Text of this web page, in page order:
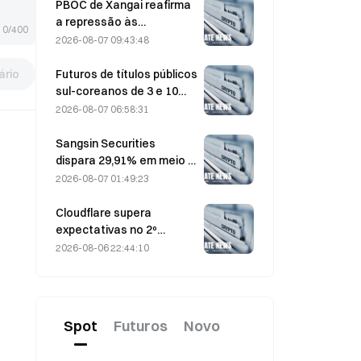
0/400
PBOC de Xangai reafirma
a repressão às
criptomoedas em
realizada em 4 de agosto
2026-08-07 09:43:48
Futuros de títulos públicos
sul-coreanos de 3 e 10
anos caem em 7 de
próxima semana
2026-08-07 06:58:31
Sangsin Securities
dispara 29,91% em meio a
especulações de que
Nonghyup Bank
2026-08-07 01:49:23
Cloudflare supera
expectativas no 2º
trimestre, com receita de
2026-08-06 22:44:10
Spot Futuros Novo